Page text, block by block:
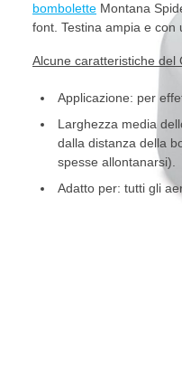
bombolette Montana
font. Testina ampia e con
Alcune caratteristiche del
Applicazione: per
Larghezza media
dalla distanza della
spesse allontanarsi).
Adatto per: tutti gli